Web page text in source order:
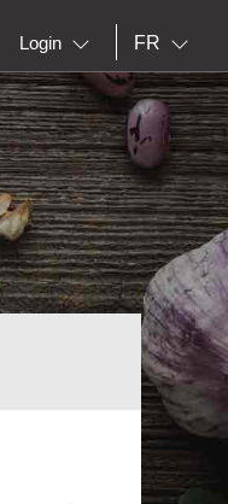
Login FR